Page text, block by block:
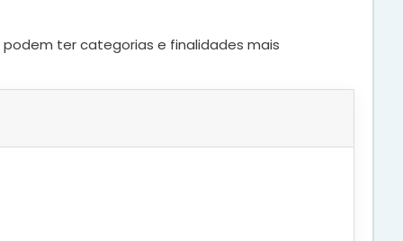
ter categorias e finalidades mais